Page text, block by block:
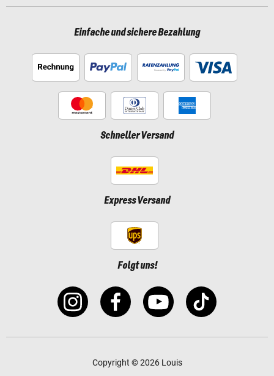
Einfache und sichere Bezahlung
Schneller Versand
Express Versand
Folgt uns!
Copyright © 2026 Louis